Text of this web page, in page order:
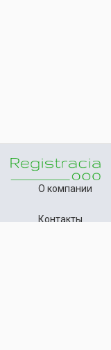
О компании
Контакты